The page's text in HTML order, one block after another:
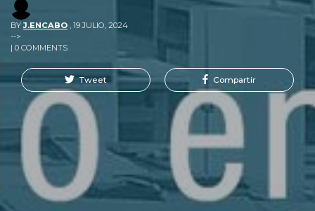
BYJ.ENCABO 19 JULIO, 2024
-->
| 0 COMMENTS
Tweet Compartir